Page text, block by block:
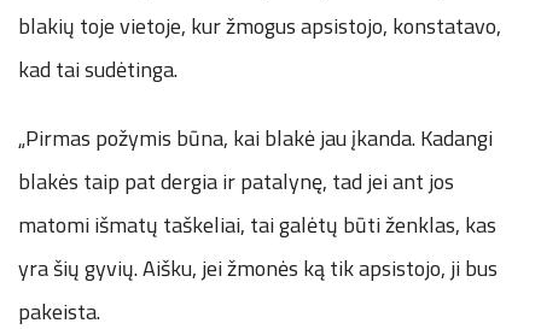
blakių toje vietoje, kur žmogus apsistojo, konstatavo,
kad tai sudėtinga.
„Pirmas požymis būna, kai blakė jau įkanda. Kadangi
blakės taip pat dergia ir patalynę, tad jei ant jos
matomi išmatų taškeliai, tai galėtų būti ženklas, kas
yra šių gyvių. Aišku, jei žmonės ką tik apsistojo, ji bus
pakeista.